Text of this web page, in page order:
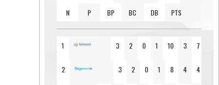
N
P BP BC DB PTS
1
SOFRECOM
3 2 0 1 10 3 7
2 3 2 0 1 8 4 4